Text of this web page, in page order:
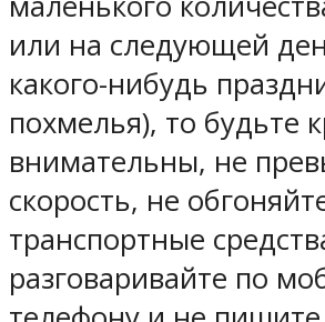
или на следующей
какого-нибудь
похмелья), то будьте
внимательны, не
скорость, не
транспортные
разговаривайте по